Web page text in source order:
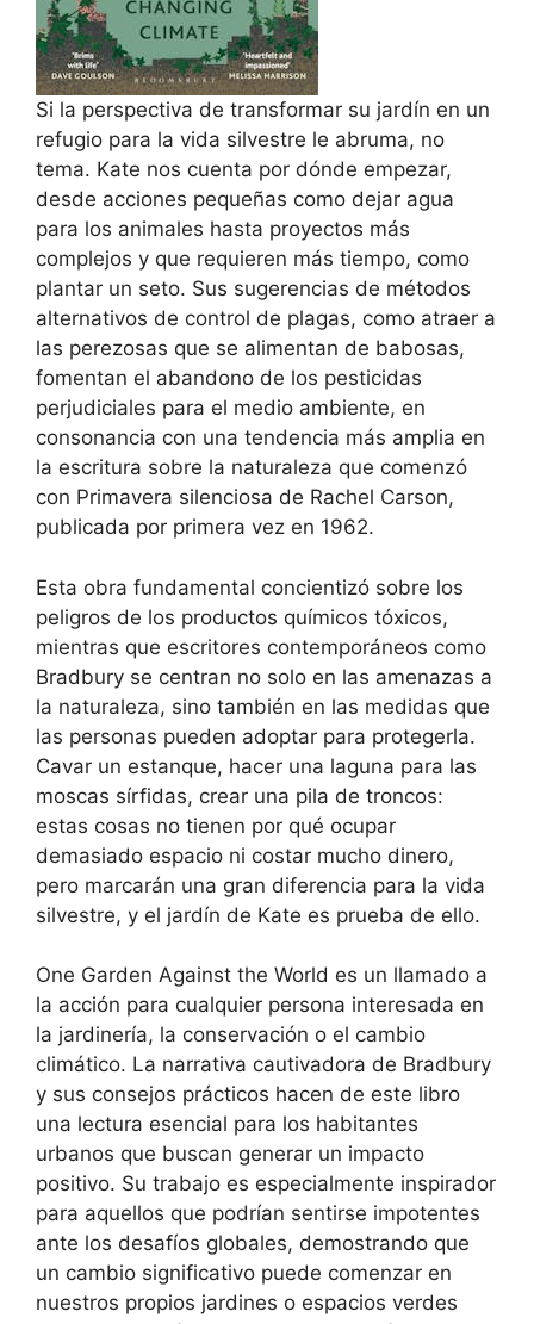
Si la perspectiva de transformar su jardín en un
refugio para la vida silvestre le abruma, no
tema. Kate nos cuenta por dónde empezar,
desde acciones pequeñas como dejar agua
para los animales hasta proyectos más
complejos y que requieren más tiempo, como
plantar un seto. Sus sugerencias de métodos
alternativos de control de plagas, como atraer a
las perezosas que se alimentan de babosas,
fomentan el abandono de los pesticidas
perjudiciales para el medio ambiente, en
consonancia con una tendencia más amplia en
la escritura sobre la naturaleza que comenzó
con Primavera silenciosa de Rachel Carson,
publicada por primera vez en 1962.
Esta obra fundamental concientizó sobre los
peligros de los productos químicos tóxicos,
mientras que escritores contemporáneos como
Bradbury se centran no solo en las amenazas a
la naturaleza, sino también en las medidas que
las personas pueden adoptar para protegerla.
Cavar un estanque, hacer una laguna para las
moscas sírfidas, crear una pila de troncos:
estas cosas no tienen por qué ocupar
demasiado espacio ni costar mucho dinero,
pero marcarán una gran diferencia para la vida
silvestre, y el jardín de Kate es prueba de ello.
One Garden Against the World es un llamado a
la acción para cualquier persona interesada en
la jardinería, la conservación o el cambio
climático. La narrativa cautivadora de Bradbury
y sus consejos prácticos hacen de este libro
una lectura esencial para los habitantes
urbanos que buscan generar un impacto
positivo. Su trabajo es especialmente inspirador
para aquellos que podrían sentirse impotentes
ante los desafíos globales, demostrando que
un cambio significativo puede comenzar en
nuestros propios jardines o espacios verdes